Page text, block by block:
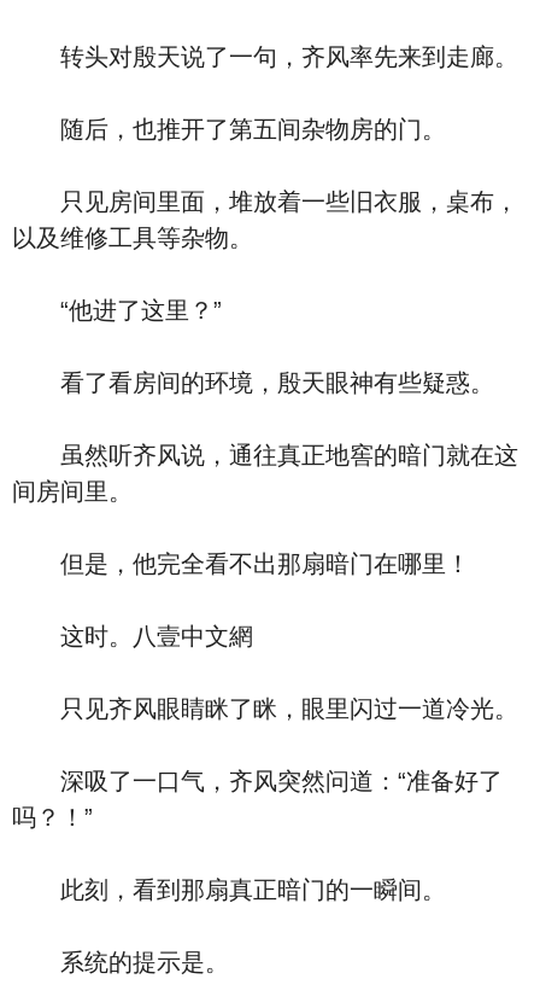
转头对殷天说了一句，齐风率先来到走廊。
随后，也推开了第五间杂物房的门。
只见房间里面，堆放着一些旧衣服，桌布，
以及维修工具等杂物。
“他进了这里？”
看了看房间的环境，殷天眼神有些疑惑。
虽然听齐风说，通往真正地窖的暗门就在这
间房间里。
但是，他完全看不出那扇暗门在哪里！
这时。八壹中文網
只见齐风眼睛眯了眯，眼里闪过一道冷光。
深吸了一口气，齐风突然问道：“准备好了
吗？！”
此刻，看到那扇真正暗门的一瞬间。
系统的提示是。